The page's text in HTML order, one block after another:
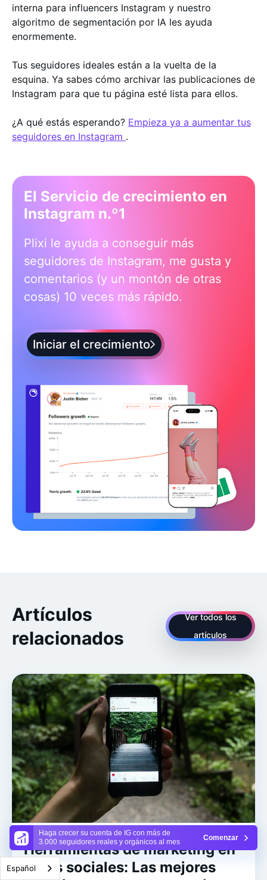
Haga crecer su cuenta de IG con más de
3.000 seguidores reales y orgánicos al mes
Comenzar
interna para influencers Instagram y nuestro
algoritmo de segmentación por IA les ayuda
enormemente.
Tus seguidores ideales están a la vuelta de la
esquina. Ya sabes cómo archivar las publicaciones de
Instagram para que tu página esté lista para ellos.
¿A qué estás esperando? Empieza ya a aumentar tus
seguidores en Instagram .
El Servicio de crecimiento en
Instagram n.º1
Plixi le ayuda a conseguir más
seguidores de Instagram, me gusta y
comentarios (y un montón de otras
cosas) 10 veces más rápido.
Iniciar el crecimiento
Artículos
relacionados
Ver todos los
artículos
Herramientas de marketing en
redes sociales: Las mejores
Español